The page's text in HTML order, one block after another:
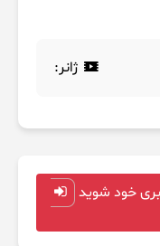
ژانر:
خود شوید